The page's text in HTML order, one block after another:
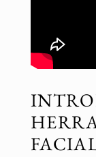
Tiempo de